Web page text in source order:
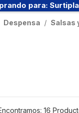
para:
Despensa
Salsas
16